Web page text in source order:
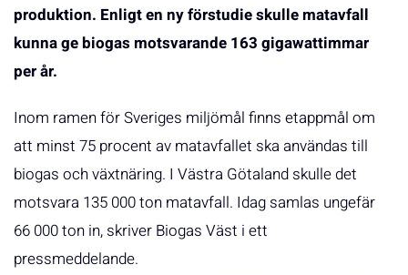
produktion. Enligt en ny förstudie skulle matavfall
kunna ge biogas motsvarande 163 gigawattimmar
per år.
Inom ramen för Sveriges miljömål finns etappmål om
att minst 75 procent av matavfallet ska användas till
biogas och växtnäring. I Västra Götaland skulle det
motsvara 135 000 ton matavfall. Idag samlas ungefär
66 000 ton in, skriver Biogas Väst i ett
pressmeddelande.